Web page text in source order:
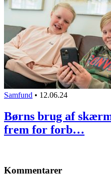
Samfund • 12.06.24
Børns brug af
frem for forb…
Kommentarer